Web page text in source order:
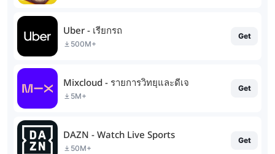
Uber - เรียกรถ
500M+
Get
Mixcloud - รายการวิทยุและดีเจ
5M+
Get
DAZN - Watch Live Sports
50M+
Get